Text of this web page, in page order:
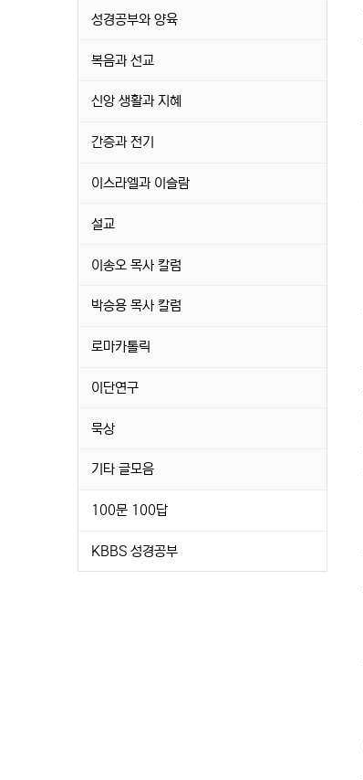
성경공부와 양육
복음과 선교
신앙 생활과 지혜
간증과 전기
이스라엘과 이슬람
설교
이송오 목사 칼럼
박승용 목사 칼럼
로마카톨릭
이단연구
묵상
기타 글모음
100문 100답
KBBS 성경공부